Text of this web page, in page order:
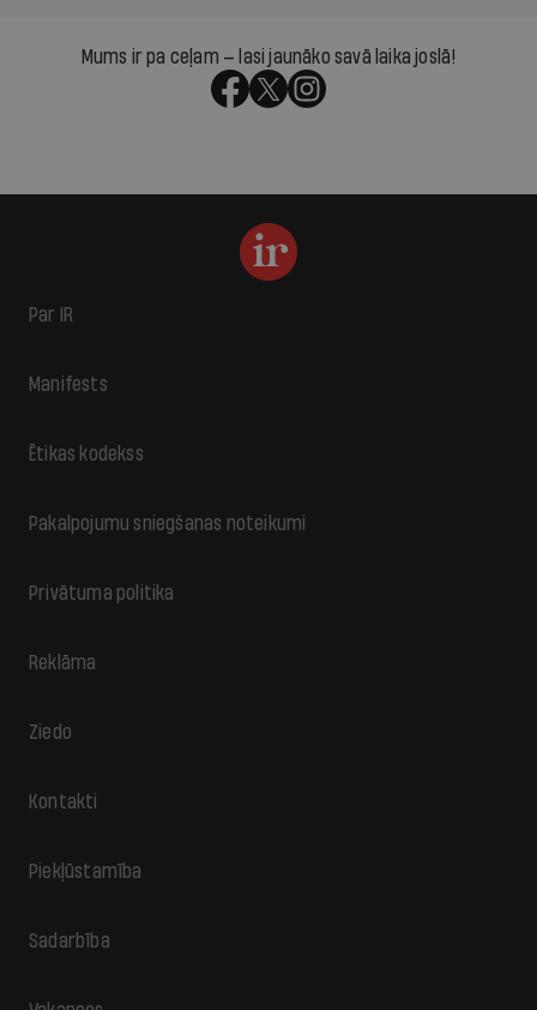
Mums ir pa ceļam — lasi jaunāko savā laika joslā!
Par IR
Manifests
Ētikas kodekss
Pakalpojumu sniegšanas noteikumi
Privātuma politika
Reklāma
Ziedo
Kontakti
Piekļūstamība
Sadarbība